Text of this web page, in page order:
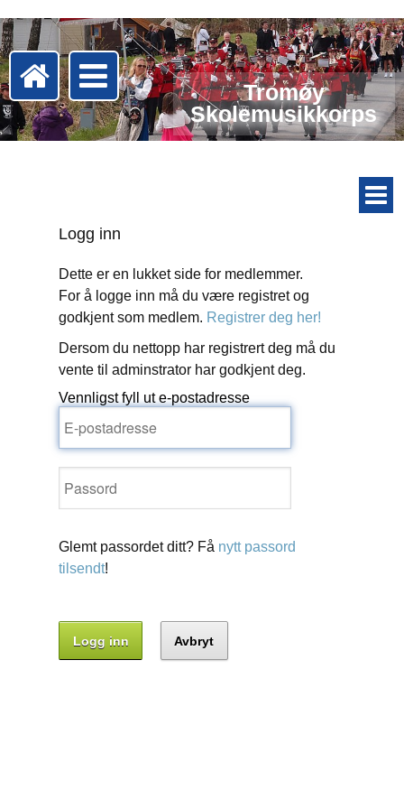
Tromøy
Skolemusikkorps
Logg inn
Dette er en lukket side for medlemmer.
For å logge inn må du være registret og
godkjent som medlem. Registrer deg her!
Dersom du nettopp har registrert deg må du
vente til adminstrator har godkjent deg.
Vennligst fyll ut e-postadresse
Glemt passordet ditt? Få nytt passord
tilsendt!